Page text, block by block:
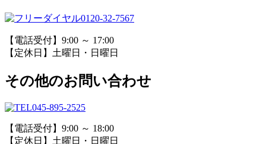
0120-32-7567
【電話受付】9:00 ～ 17:00
【定休日】土曜日・日曜日
その他のお問い合わせ
045-895-2525
【電話受付】9:00 ～ 18:00
【定休日】土曜日・日曜日